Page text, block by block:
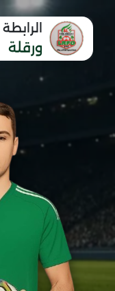
ورقلة